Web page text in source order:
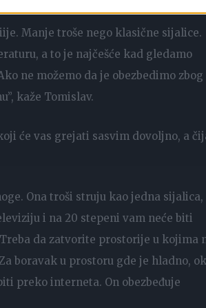
Manje troše nego klasične sijalice.
a to je najčešće kad gledamo
ne možemo da je obezbedimo zbog
kaže Tomislav.
će vas grejati sasvim dovoljno, a
Ona troši struju kao jedna sijalica,
i na 20 stepeni vam neće biti
da zatvorite prostorije u kojima
boravak u prostoru gde je hladno,
preko interneta. On obezbeđuje